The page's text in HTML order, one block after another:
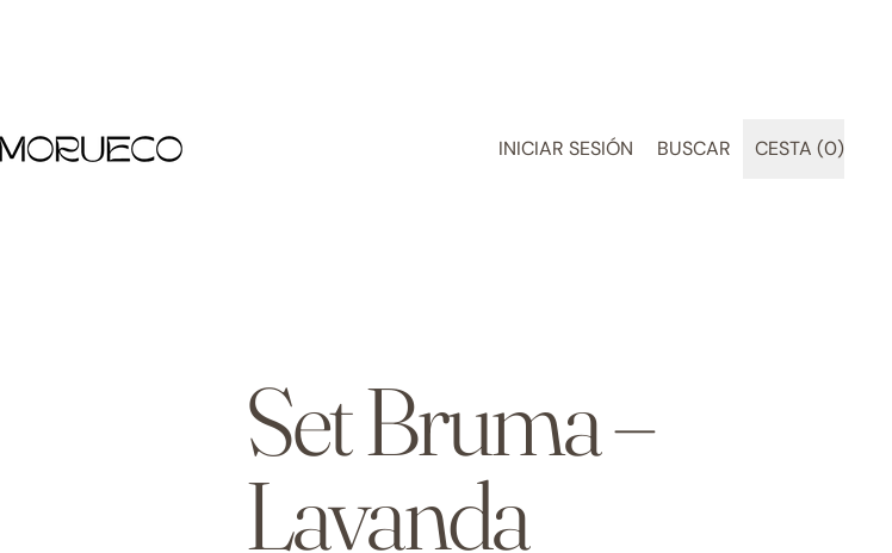
INICIAR SESIÓN
BUSCAR
BUSCAR CESTA (0)
ARTÍCULOS
Set Bruma –
Lavanda